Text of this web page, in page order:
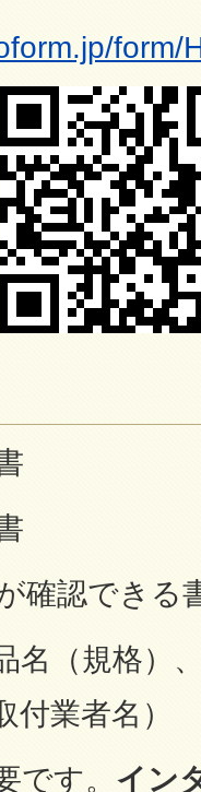
form/
確認できる
（規格）、
業者名）
す。 イン